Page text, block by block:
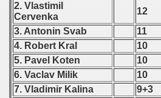
2. Vlastimil
Cervenka
12
3. Antonin Svab
11
4. Robert Kral
10
5. Pavel Koten
10
6. Vaclav Milik
10
7. Vladimir Kalina
9+3